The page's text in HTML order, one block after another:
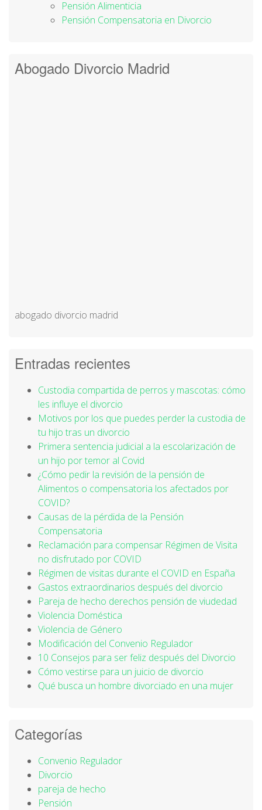
Pensión Alimenticia
Pensión Compensatoria en Divorcio
Abogado Divorcio Madrid
abogado divorcio madrid
Entradas recientes
Custodia compartida de perros y mascotas: cómo
les influye el divorcio
Motivos por los que puedes perder la custodia de
tu hijo tras un divorcio
Primera sentencia judicial a la escolarización de
un hijo por temor al Covid
¿Cómo pedir la revisión de la pensión de
Alimentos o compensatoria los afectados por
COVID?
Causas de la pérdida de la Pensión
Compensatoria
Reclamación para compensar Régimen de Visita
no disfrutado por COVID
Régimen de visitas durante el COVID en España
Gastos extraordinarios después del divorcio
Pareja de hecho derechos pensión de viudedad
Violencia Doméstica
Violencia de Género
Modificación del Convenio Regulador
10 Consejos para ser feliz después del Divorcio
Cómo vestirse para un juicio de divorcio
Qué busca un hombre divorciado en una mujer
Categorías
Convenio Regulador
Divorcio
pareja de hecho
Pensión